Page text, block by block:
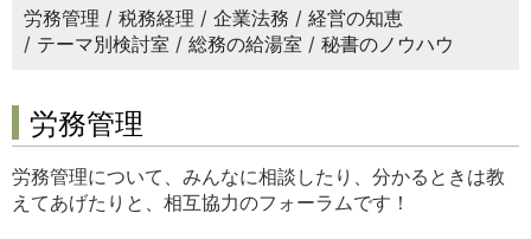
労務管理 税務経理 企業法務
経営の知恵
テーマ別検討室
総務の給湯室 秘書のノウハウ
労務管理
労務管理について、みんなに相談したり、分かるときは教
えてあげたりと、相互協力のフォーラムです！